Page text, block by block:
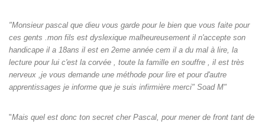
"Monsieur pascal que dieu vous garde pour le bien que vous faite pour
ces gents .mon fils est dyslexique malheureusement il n'accepte son
handicape il a 18ans il est en 2eme année cem il a du mal à lire, la
lecture pour lui c'est la corvée , toute la famille en souffre , il est très
nerveux ,je vous demande une méthode pour lire et pour d'autre
apprentissages je informe que je suis infirmière merci" Soad M"
"Mais quel est donc ton secret cher Pascal, pour mener de front tant de